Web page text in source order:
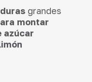
grandes
montar
azúcar